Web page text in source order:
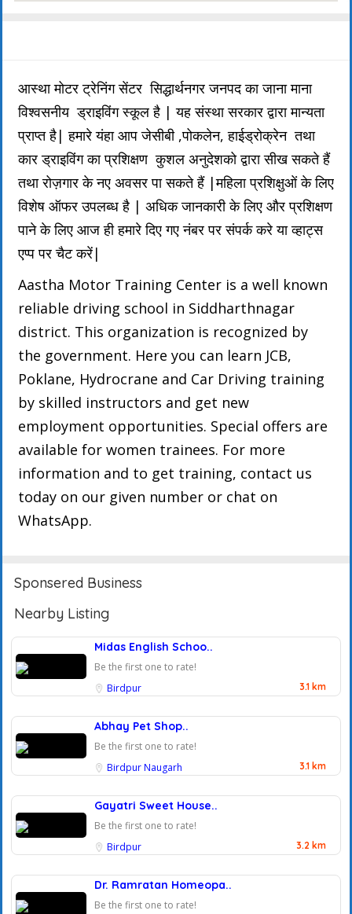
आस्था मोटर ट्रेनिंग सेंटर सिद्धार्थनगर जनपद का जाना माना
विश्वसनीय ड्राइविंग स्कूल है | यह संस्था सरकार द्वारा मान्यता
प्राप्त है| हमारे यंहा आप जेसीबी ,पोकलेन, हाईड्रोक्रेन तथा
कार ड्राइविंग का प्रशिक्षण कुशल अनुदेशको द्वारा सीख सकते हैं
तथा रोज़गार के नए अवसर पा सकते हैं |महिला प्रशिक्षुओं के लिए
विशेष ऑफर उपलब्ध है | अधिक जानकारी के लिए और प्रशिक्षण
पाने के लिए आज ही हमारे दिए गए नंबर पर संपर्क करे या व्हाट्स
एप्प पर चैट करें|
Aastha Motor Training Center is a well known
reliable driving school in Siddharthnagar
district. This organization is recognized by
the government. Here you can learn JCB,
Poklane, Hydrocrane and Car Driving training
by skilled instructors and get new
employment opportunities. Special offers are
available for women trainees. For more
information and to get training, contact us
today on our given number or chat on
WhatsApp.
Sponsered Business
Nearby Listing
Midas English Schoo..
Be the first one to rate!
Birdpur
3.1 km
Abhay Pet Shop..
Be the first one to rate!
BirdpurNaugarh 3.1 km
Gayatri Sweet House..
Be the first one to rate!
Birdpur
3.2 km
Dr. Ramratan Homeopa..
Be the first one to rate!